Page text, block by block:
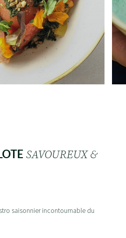
SAVOUREUX &
saisonnier incontournable du